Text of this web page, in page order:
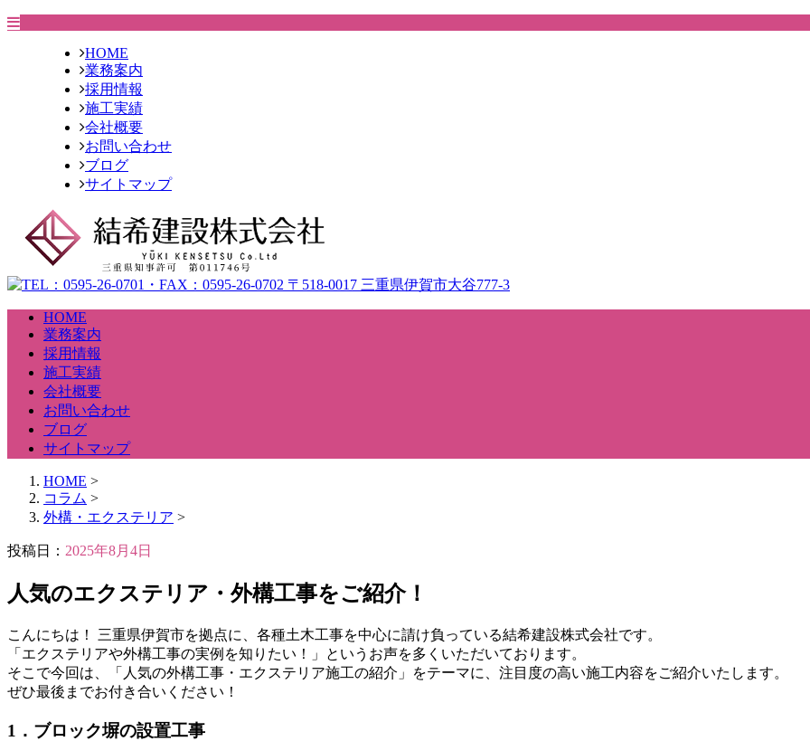
HOME
業務案内
採用情報
施工実績
会社概要
お問い合わせ
ブログ
サイトマップ
HOME
業務案内
採用情報
施工実績
会社概要
お問い合わせ
ブログ
サイトマップ
HOME >
コラム >
外構・エクステリア >
投稿日： 2025年8月4日
人気のエクステリア・外構工事をご紹介！
こんにちは！ 三重県伊賀市を拠点に、各種土木工事を中心に請け負っている結希建設株式会社です。
「エクステリアや外構工事の実例を知りたい！」というお声を多くいただいております。
そこで今回は、「人気の外構工事・エクステリア施工の紹介」をテーマに、注目度の高い施工内容をご紹介いたします。
ぜひ最後までお付き合いください！
1．ブロック塀の設置工事